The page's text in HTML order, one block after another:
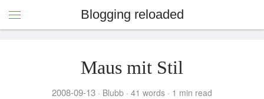
Blogging reloaded
Maus mit Stil
2008-09-13 Blubb 41 words 1 min read